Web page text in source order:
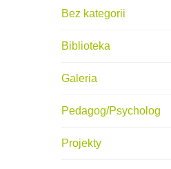
Bez kategorii
Biblioteka
Galeria
Pedagog/Psycholog
Projekty